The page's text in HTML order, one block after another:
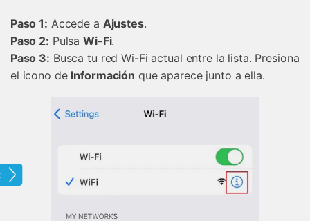
󠀰Paso 1: Accede a Ajustes.
󠀰Paso 2: Pulsa Wi-Fi.
󠀰Paso 3: Busca tu red Wi-Fi actual entre la lista.󠀲󠀡󠀡󠀦󠀤󠀤󠀠󠀣󠀦󠀳󠀰 Presiona
el icono de Información que aparece junto a ella.